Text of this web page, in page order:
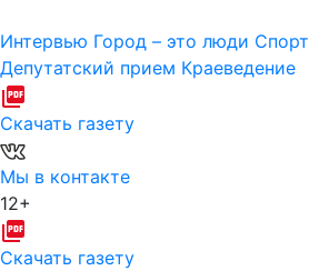
Интервью Город – это люди Спорт
Депутатский прием Краеведение
Скачать газету
Мы в контакте
12+
Скачать газету